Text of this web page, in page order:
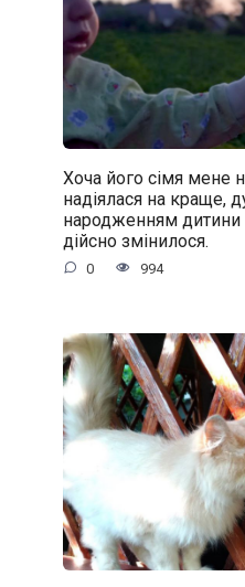
Хоча його сімя мене
надіялася на краще,
народженням дитини
дійсно змінилося.
0 994